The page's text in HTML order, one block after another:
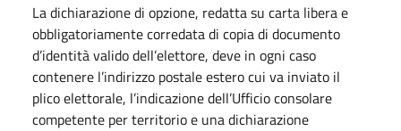
La dichiarazione di opzione, redatta su carta libera e
obbligatoriamente corredata di copia di documento
d’identità valido dell’elettore, deve in ogni caso
contenere l’indirizzo postale estero cui va inviato il
plico elettorale, l’indicazione dell’Ufficio consolare
competente per territorio e una dichiarazione